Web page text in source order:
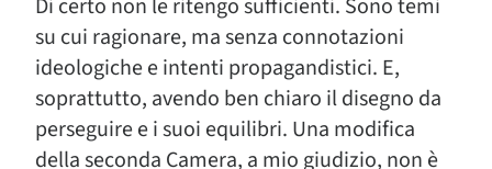
Di certo non le ritengo sufficienti. Sono temi
su cui ragionare, ma senza connotazioni
ideologiche e intenti propagandistici. E,
soprattutto, avendo ben chiaro il disegno da
perseguire e i suoi equilibri. Una modifica
della seconda Camera, a mio giudizio, non è